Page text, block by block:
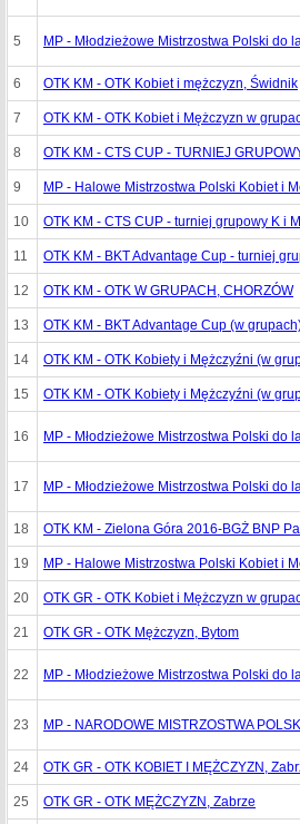
5 MP - Młodzieżowe Mistrzostwa Polski do
6 OTK KM - OTK Kobiet i mężczyzn, Świdnik
7 OTK KM - OTK Kobiet i Mężczyzn w
8 OTK KM - CTS CUP - TURNIEJ
9 MP - Halowe Mistrzostwa Polski Kobiet i
10 OTK KM - CTS CUP - turniej grupowy K i
11 OTK KM - BKT Advantage Cup - turniej
12 OTK KM - OTK W GRUPACH, CHORZÓW
13 OTK KM - BKT Advantage Cup (w
14 OTK KM - OTK Kobiety i Mężczyźni (w
15 OTK KM - OTK Kobiety i Mężczyźni (w
16 MP - Młodzieżowe Mistrzostwa Polski do
17 MP - Młodzieżowe Mistrzostwa Polski do
18 OTK KM - Zielona Góra 2016-BGŻ BNP
19 MP - Halowe Mistrzostwa Polski Kobiet i
20 OTK GR - OTK Kobiet i Mężczyzn w
21 OTK GR - OTK Mężczyzn, Bytom
22 MP - Młodzieżowe Mistrzostwa Polski do
23 MP - NARODOWE MISTRZOSTWA
24 OTK GR - OTK KOBIET I MĘŻCZYZN,
25 OTK GR - OTK MĘŻCZYZN, Zabrze